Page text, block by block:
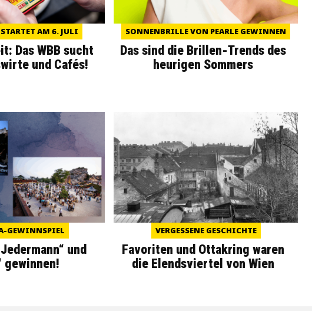
AM 6. JULI
Das WBB sucht
und Cafés!
SONNENBRILLE VON PEARLE GEWINNEN
Das sind die Brillen-Trends des
heurigen Sommers
GEWINNSPIEL
und
gewinnen!
VERGESSENE GESCHICHTE
Favoriten und Ottakring waren
die Elendsviertel von Wien